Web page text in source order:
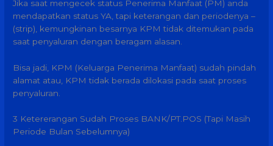
Jika saat mengecek status Penerima Manfaat (PM) anda
mendapatkan status YA, tapi keterangan dan periodenya –
(strip), kemungkinan besarnya KPM tidak ditemukan pada
saat penyaluran dengan beragam alasan.
Bisa jadi, KPM (Keluarga Penerima Manfaat) sudah pindah
alamat atau, KPM tidak berada dilokasi pada saat proses
penyaluran.
3 Ketererangan Sudah Proses BANK/PT.POS (Tapi Masih
Periode Bulan Sebelumnya)